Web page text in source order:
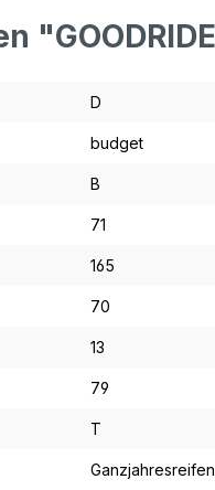
D
budget
B
71
165
70
13
79
T
Ganzjahresreifen